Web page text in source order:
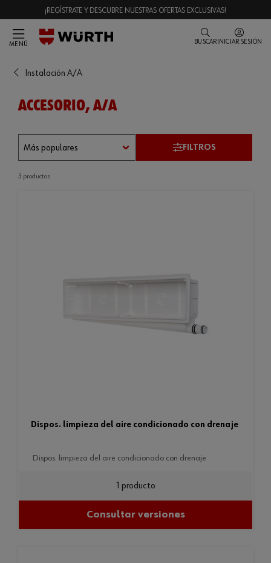
¡REGÍSTRATE Y DESCUBRE NUESTRAS OFERTAS EXCLUSIVAS!
MENÚ BUSCAR INICIAR SESIÓN
Instalación A/A
ACCESORIO, A/A
FILTROS
3 productos
dispos. limpieza del aire condicionado con drenaje
dispos. limpieza del aire condicionado con drenaje
1 producto
Consultar versiones